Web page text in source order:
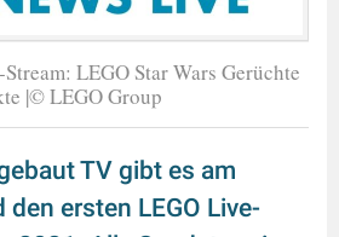
LEGO Star Wars Gerüchte
|© LEGO Group
TV gibt es am
ersten LEGO Live-